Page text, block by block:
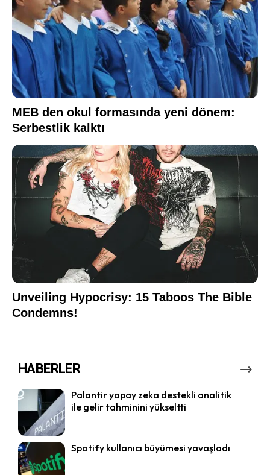
HABERLER
Palantir yapay zeka destekli analitik
ile gelir tahminini yükseltti
Spotify kullanıcı büyümesi yavaşladı